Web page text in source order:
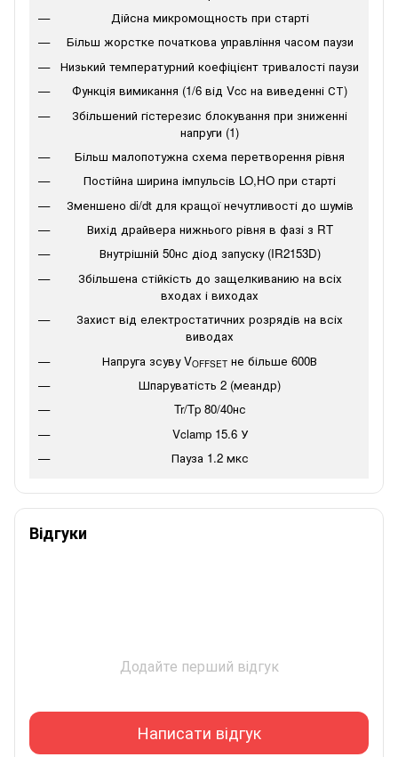
Дійсна микромощность при старті
Більш жорстке початкова управління часом паузи
Низький температурний коефіцієнт тривалості паузи
Функція вимикання (1/6 від Vcc на виведенні СТ)
Збільшений гістерезис блокування при зниженні
напруги (1)
Більш малопотужна схема перетворення рівня
Постійна ширина імпульсів LO,HO при старті
Зменшено di/dt для кращої нечутливості до шумів
Вихід драйвера нижнього рівня в фазі з RT
Внутрішній 50нс діод запуску (IR2153D)
Збільшена стійкість до защелкиванию на всіх
входах і виходах
Захист від електростатичних розрядів на всіх
виводах
Напруга зсуву VOFFSET не більше 600В
Шпаруватість 2 (меандр)
Tr/Tp 80/40нс
Vclamp 15.6 У
Пауза 1.2 мкс
Відгуки
Додайте перший відгук
Написати відгук